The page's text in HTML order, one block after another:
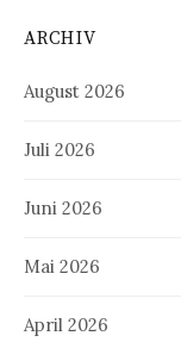
ARCHIV
August 2026
Juli 2026
Juni 2026
Mai 2026
April 2026